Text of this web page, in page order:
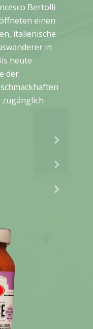
Bertolli
einen
italienische
in
heute
der